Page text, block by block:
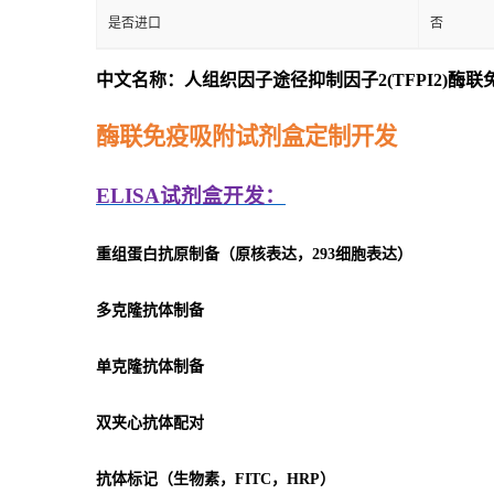
是否进口 否
中文名称：人组织因子途径抑制因子2(TFPI2)酶联
酶联免疫吸附试剂盒定制开发
ELISA试剂盒开发：
重组蛋白抗原制备（原核表达，293细胞表达）
多克隆抗体制备
单克隆抗体制备
双夹心抗体配对
抗体标记（生物素，FITC，HRP）